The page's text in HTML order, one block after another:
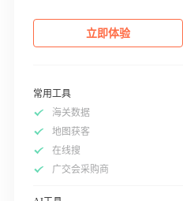
立即体验
常用工具
海关数据
地图获客
在线搜
广交会采购商